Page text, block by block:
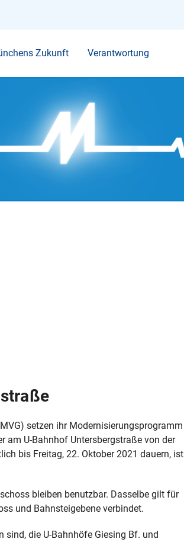
Zukunft Verantwortung
setzen ihr Modernisierungsprogramm
am U-Bahnhof Untersbergstraße von der
bis Freitag, 22. Oktober 2021 dauern, ist
bleiben benutzbar. Dasselbe gilt für
und Bahnsteigebene verbindet.
sind, die U-Bahnhöfe Giesing Bf. und